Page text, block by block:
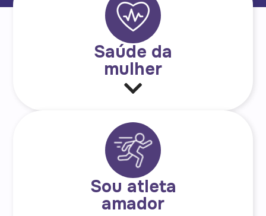
Saúde da
mulher
Sou atleta
amador